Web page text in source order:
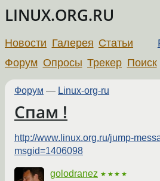
LINUX.ORG.RU
Новости Галерея Статьи
Форум Опросы Трекер Поиск
Форум — Linux-org-ru
Спам !
http://www.linux.org.ru/jump-
msgid=1406098
golodranez ★★★★